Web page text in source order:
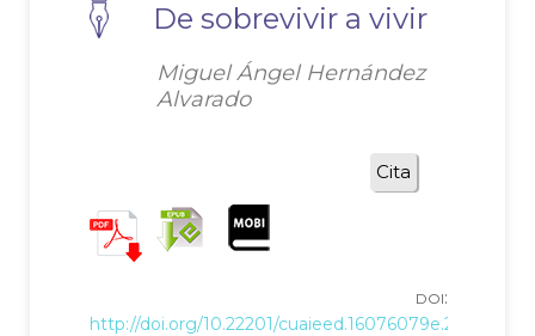
De sobrevivir a vivir
Miguel Ángel Hernández
Alvarado
Cita
doi:
http://doi.org/10.22201/cuaieed.16076079e.2021.22.3.0